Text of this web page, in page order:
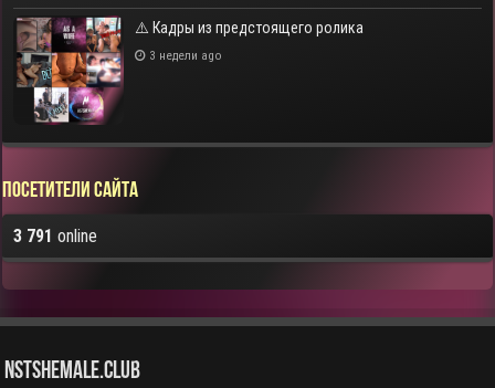
⚠️ Кадры из предстоящего ролика
3 недели ago
Посетители сайта
3 791 online
NstShemale.Club